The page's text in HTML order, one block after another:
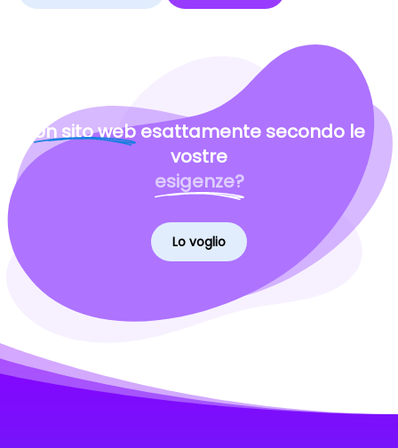
Un sito webesattamente secondo le
vostre
esigenze?
Lo voglio